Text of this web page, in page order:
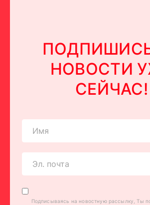
НОВОСТИ
СЕЙЧАС!
Подписываясь на новостную рассылку, Ты